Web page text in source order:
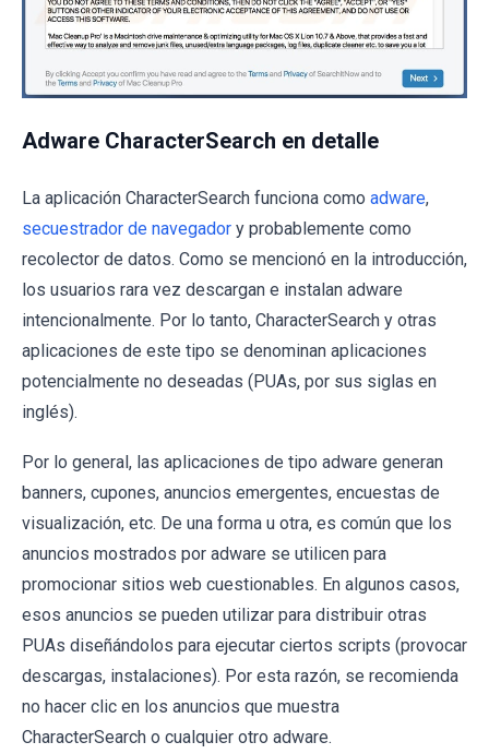
Adware CharacterSearch en detalle
La aplicación CharacterSearch funciona como adware,
secuestrador de navegador y probablemente como
recolector de datos. Como se mencionó en la introducción,
los usuarios rara vez descargan e instalan adware
intencionalmente. Por lo tanto, CharacterSearch y otras
aplicaciones de este tipo se denominan aplicaciones
potencialmente no deseadas (PUAs, por sus siglas en
inglés).
Por lo general, las aplicaciones de tipo adware generan
banners, cupones, anuncios emergentes, encuestas de
visualización, etc. De una forma u otra, es común que los
anuncios mostrados por adware se utilicen para
promocionar sitios web cuestionables. En algunos casos,
esos anuncios se pueden utilizar para distribuir otras
PUAs diseñándolos para ejecutar ciertos scripts (provocar
descargas, instalaciones). Por esta razón, se recomienda
no hacer clic en los anuncios que muestra
CharacterSearch o cualquier otro adware.